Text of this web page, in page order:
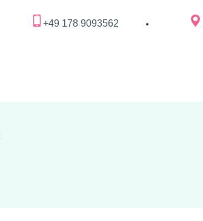
+49 178 9093562